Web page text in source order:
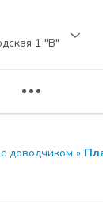
1 "В"
доводчиком »